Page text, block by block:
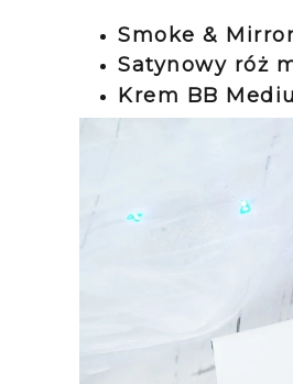
Smoke &
Satynowy róż
Krem BB